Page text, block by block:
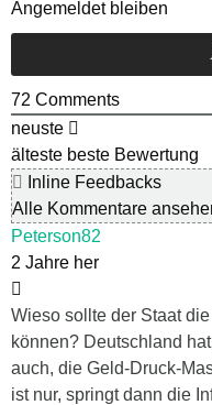
Angemeldet bleiben
72 Comments
neuste
älteste beste Bewertung
Inline Feedbacks
Alle Kommentare
Peterson82
2 Jahre her
Wieso sollte der Staat
können? Deutschland
auch, die Geld-Druck-
ist nur, springt dann die